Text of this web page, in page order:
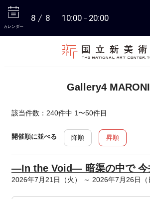
カレンダー
8 8 10:00 20:00
Gallery4
該当件数：240件中 1〜50件目
開催順に並べる 降順 昇順
—In the Void— 暗渠の中で 今
2026年7月21日（火） ～ 2026年7月26日（